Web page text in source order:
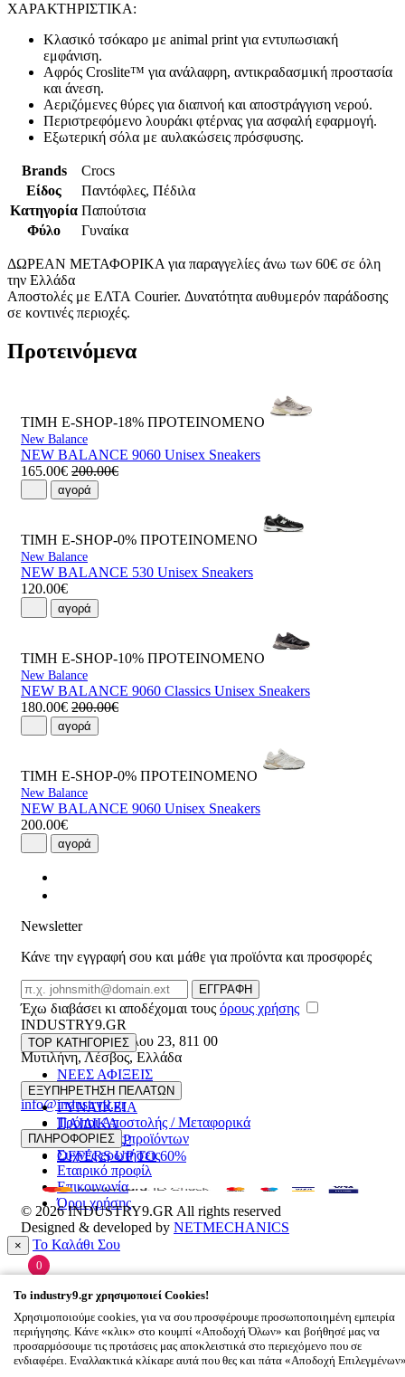
ΧΑΡΑΚΤΗΡΙΣΤΙΚΑ:
Κλασικό τσόκαρο με animal print για εντυπωσιακή
εμφάνιση.
Αφρός Croslite™ για ανάλαφρη, αντικραδασμική προστασία
και άνεση.
Αεριζόμενες θύρες για διαπνοή και αποστράγγιση νερού.
Περιστρεφόμενο λουράκι φτέρνας για ασφαλή εφαρμογή.
Εξωτερική σόλα με αυλακώσεις πρόσφυσης.
Brands
Crocs
Είδος
Παντόφλες, Πέδιλα
Κατηγορία Παπούτσια
Φύλο
Γυναίκα
ΔΩΡΕΑΝ ΜΕΤΑΦΟΡΙΚΑ για παραγγελίες άνω των 60€ σε όλη
την Ελλάδα
Αποστολές με ΕΛΤΑ Courier. Δυνατότητα αυθυμερόν παράδοσης
σε κοντινές περιοχές.
Προτεινόμενα
ΤΙΜΗ E-SHOP-18% ΠΡΟΤΕΙΝΟΜΕΝΟ
New Balance
NEW BALANCE 9060 Unisex Sneakers
165.00€ 200.00€
αγορά
ΤΙΜΗ E-SHOP-0% ΠΡΟΤΕΙΝΟΜΕΝΟ
New Balance
NEW BALANCE 530 Unisex Sneakers
120.00€
αγορά
ΤΙΜΗ E-SHOP-10% ΠΡΟΤΕΙΝΟΜΕΝΟ
New Balance
NEW BALANCE 9060 Classics Unisex Sneakers
180.00€ 200.00€
αγορά
ΤΙΜΗ E-SHOP-0% ΠΡΟΤΕΙΝΟΜΕΝΟ
New Balance
NEW BALANCE 9060 Unisex Sneakers
200.00€
αγορά
Newsletter
Κάνε την εγγραφή σου και μάθε για προϊόντα και προσφορές
Email
ΕΓΓΡΑΦΗ
Έχω διαβάσει κι αποδέχομαι τους όρους χρήσης
INDUSTRY9.GR
Ελευθέριου Βενιζέλου 23, 811 00
Μυτιλήνη,Λέσβος,Ελλάδα
22510 55629
info@industry9.gr
TOP ΚΑΤΗΓΟΡΙΕΣ
ΝΕΕΣ ΑΦΙΞΕΙΣ
ΑΝΔΡΙΚΑ
ΓΥΝΑΙΚΕΙΑ
ΠΑΙΔΙΚΑ
ΑΞΕΣΟΥΑΡ
OFFERS UP TO 60%
ΕΞΥΠΗΡΕΤΗΣΗ ΠΕΛΑΤΩΝ
Τρόποι Αποστολής / Μεταφορικά
Επιστροφές προϊόντων
Συχνές ερωτήσεις
ΠΛΗΡΟΦΟΡΙΕΣ
Εταιρικό προφίλ
Επικοινωνία
Όροι χρήσης
© 2026INDUSTRY9.GR All rights reserved
Designed & developed by NETMECHANICS
× Το Καλάθι Σου
0
To industry9.gr χρησιμοποιεί Cookies!
Χρησιμοποιούμε cookies, για να σου προσφέρουμε προσωποποιημένη εμπειρία
περιήγησης. Κάνε «κλικ» στο κουμπί «Αποδοχή Όλων» και βοήθησέ μας να
προσαρμόσουμε τις προτάσεις μας αποκλειστικά στο περιεχόμενο που σε
ενδιαφέρει. Εναλλακτικά κλίκαρε αυτά που θες και πάτα «Αποδοχή